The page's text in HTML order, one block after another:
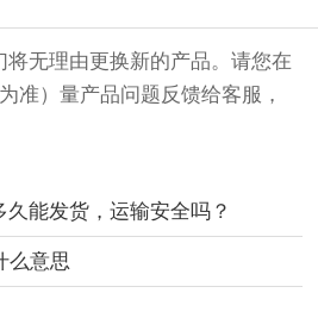
将无理由更换新的产品。请您在
准）量产品问题反馈给客服，
久能发货，运输安全吗？
么意思